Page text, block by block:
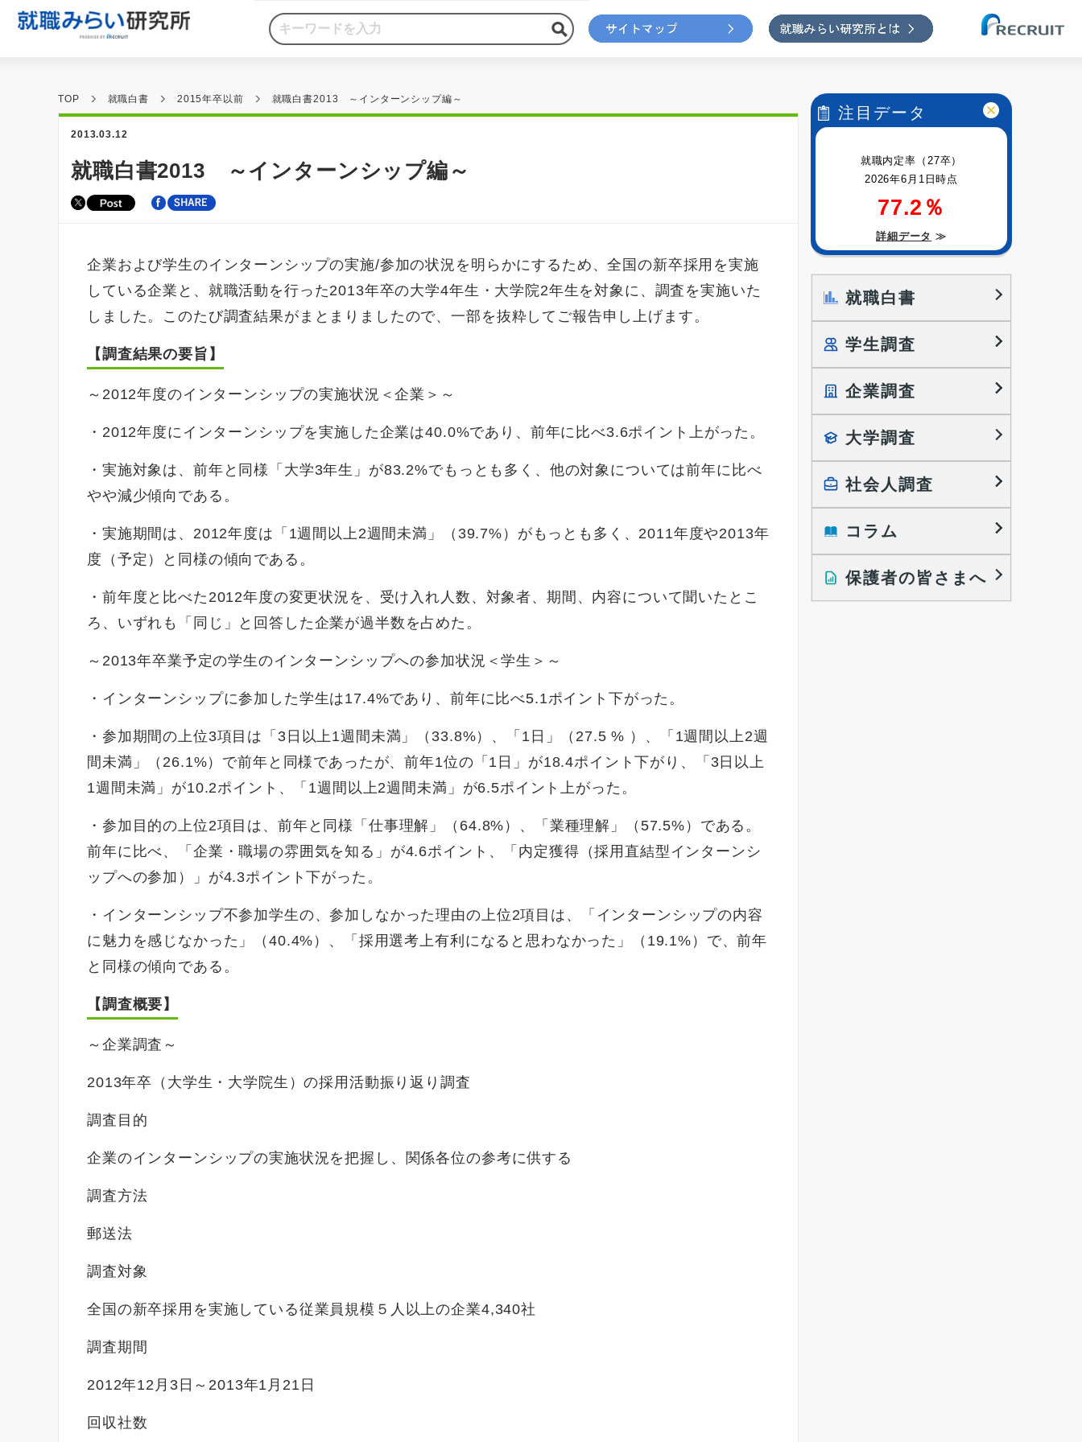
TOP 就職白書 2015年卒以前 就職白書2013 ～インターンシップ編～
2013.03.12
就職白書2013 ～インターンシップ編～
企業および学生のインターンシップの実施/参加の状況を明らかにするため、全国の新卒採用を実施
している企業と、就職活動を行った2013年卒の大学4年生・大学院2年生を対象に、調査を実施いた
しました。このたび調査結果がまとまりましたので、一部を抜粋してご報告申し上げます。
【調査結果の要旨】
～2012年度のインターンシップの実施状況＜企業＞～
・2012年度にインターンシップを実施した企業は40.0%であり、前年に比べ3.6ポイント上がった。
・実施対象は、前年と同様「大学3年生」が83.2%でもっとも多く、他の対象については前年に比べ
やや減少傾向である。
・実施期間は、2012年度は「1週間以上2週間未満」（39.7%）がもっとも多く、2011年度や2013年
度（予定）と同様の傾向である。
・前年度と比べた2012年度の変更状況を、受け入れ人数、対象者、期間、内容について聞いたとこ
ろ、いずれも「同じ」と回答した企業が過半数を占めた。
～2013年卒業予定の学生のインターンシップへの参加状況＜学生＞～
・インターンシップに参加した学生は17.4%であり、前年に比べ5.1ポイント下がった。
・参加期間の上位3項目は「3日以上1週間未満」（33.8%）、「1日」（27.5 % ）、「1週間以上2週
間未満」（26.1%）で前年と同様であったが、前年1位の「1日」が18.4ポイント下がり、「3日以上
1週間未満」が10.2ポイント、「1週間以上2週間未満」が6.5ポイント上がった。
・参加目的の上位2項目は、前年と同様「仕事理解」（64.8%）、「業種理解」（57.5%）である。
前年に比べ、「企業・職場の雰囲気を知る」が4.6ポイント、「内定獲得（採用直結型インターンシ
ップへの参加）」が4.3ポイント下がった。
・インターンシップ不参加学生の、参加しなかった理由の上位2項目は、「インターンシップの内容
に魅力を感じなかった」（40.4%）、「採用選考上有利になると思わなかった」（19.1%）で、前年
と同様の傾向である。
【調査概要】
～企業調査～
2013年卒（大学生・大学院生）の採用活動振り返り調査
調査目的
企業のインターンシップの実施状況を把握し、関係各位の参考に供する
調査方法
郵送法
調査対象
全国の新卒採用を実施している従業員規模５人以上の企業4,340社
調査期間
2012年12月3日～2013年1月21日
回収社数
注目データ
就職内定率（27卒）
2026年6月1日時点
77.2％
詳細データ ≫
就職白書
学生調査
就職プロセス調査
働きたい組織の特徴
大学生の地域間移動レポート
就職活動に関するレポート
企業調査
採用に関する調査
大学調査
社会人調査
就職活動と入社後の就業
コラム
インタビュー記事
保護者の皆さまへ